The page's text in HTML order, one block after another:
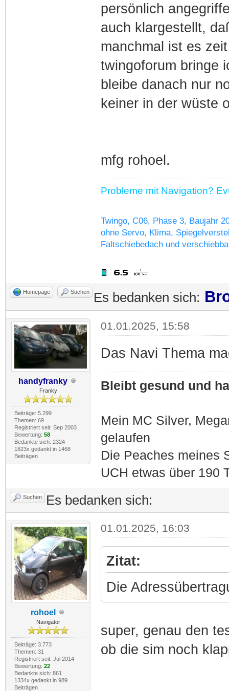
persönlich
auch klargestellt,
manchmal ist es
twingoforum bringe
bleibe danach nur
keiner in der wüste
mfg rohoel.
Probleme mit Navigation?
Twingo, C06, Phase 3, Baujahr
ohne Servo, Klima,
Faltschiebedach und
Homepage Suchen Es bedanken sich:
handyfranky
Franky
Beiträge: 5.299
Themen: 69
Registriert seit: Sep 2003
Bewertung: 58
Bedankte sich: 2324
1823x gedankt in 1468
Beiträgen
01.01.2025, 15:58
Das Navi Thema
Bleibt gesund und
Mein MC Silver,
gelaufen
Die Peaches meines
UCH etwas über 190
Suchen Es bedanken sich:
rohoel
Navigator
Beiträge: 3.773
Themen: 31
Registriert seit: Jul 2014
Bewertung: 22
Bedankte sich: 861
1334x gedankt in 989
Beiträgen
01.01.2025, 16:03
Zitat:
Die
super, genau den
ob die sim noch